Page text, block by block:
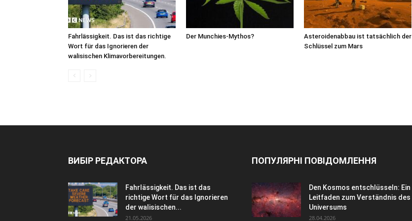
Fahrlässigkeit. Das ist das richtige
Wort für das Ignorieren der
walisischen Klimavorbereitungen.
Der Munchies-Mythos?
Asteroidenabbau ist tatsächlich der
Schlüssel zum Mars
ВИБІР РЕДАКТОРА
Fahrlässigkeit. Das ist das
richtige Wort für das Ignorieren
der walisischen...
21.05.2026
ПОПУЛЯРНІ ПОВІДОМЛЕННЯ
Den Kosmos entschlüsseln: Ein
Leitfaden zum Verständnis des
Universums
28.04.2026